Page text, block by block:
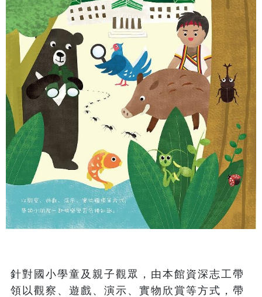
針對國小學童及親子觀眾，由本館資深志工帶
領以觀察、遊戲、演示、實物欣賞等方式，帶